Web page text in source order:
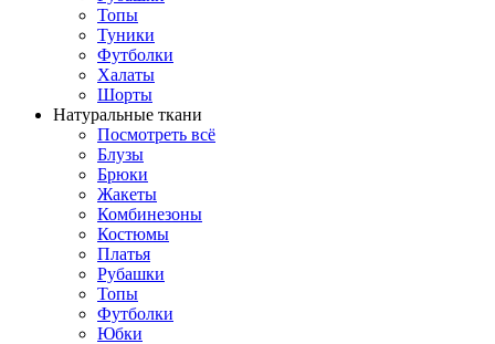
Топы
Туники
Футболки
Халаты
Шорты
Натуральные ткани
Посмотреть всё
Блузы
Брюки
Жакеты
Комбинезоны
Костюмы
Платья
Рубашки
Топы
Футболки
Юбки